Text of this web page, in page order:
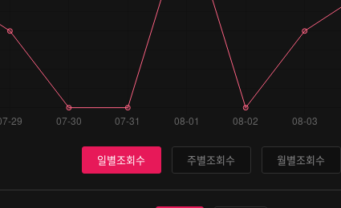
일별조회수 주별조회수 월별조회수